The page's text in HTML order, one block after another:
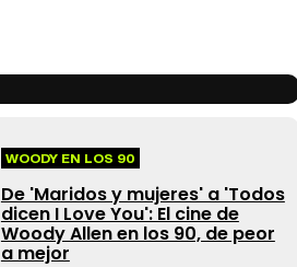
WOODY EN LOS 90
De 'Maridos y mujeres' a 'Todos
dicen I Love You': El cine de
Woody Allen en los 90, de peor
a mejor